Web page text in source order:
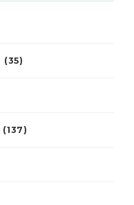
(35)
(137)